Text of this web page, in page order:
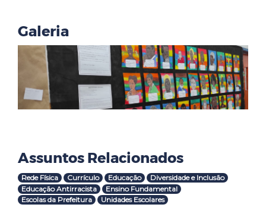
Galeria
Assuntos Relacionados
Rede Física Currículo Educação
Diversidade e Inclusão
Educação Antirracista
Ensino Fundamental
Escolas da Prefeitura
Unidades Escolares